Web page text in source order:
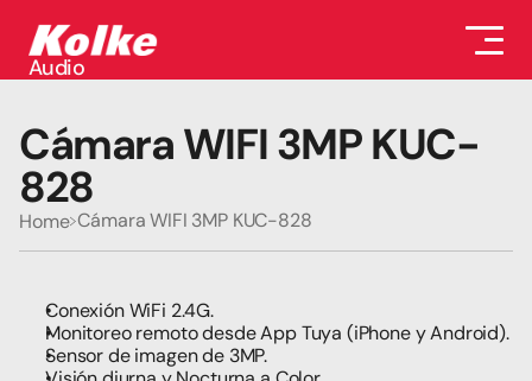
Audio
Auriculares
Conectividad
Gaming
Seguridad
Cámara WIFI 3MP KUC-
828
Home Cámara WIFI 3MP KUC-828
Conexión WiFi 2.4G.
Monitoreo remoto desde App Tuya (iPhone y Android).
Sensor de imagen de 3MP.